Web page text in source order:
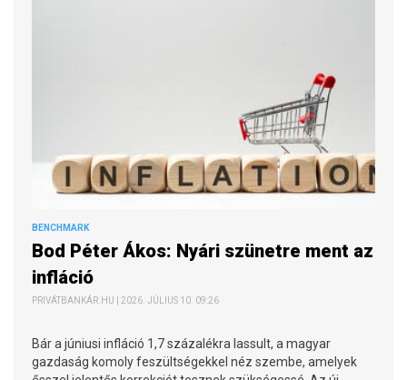
BENCHMARK
Bod Péter Ákos: Nyári szünetre ment az
infláció
PRIVÁTBANKÁR.HU | 2026. JÚLIUS 10. 09:26
Bár a júniusi infláció 1,7 százalékra lassult, a magyar
gazdaság komoly feszültségekkel néz szembe, amelyek